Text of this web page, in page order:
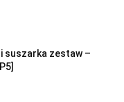
suszarka zestaw –